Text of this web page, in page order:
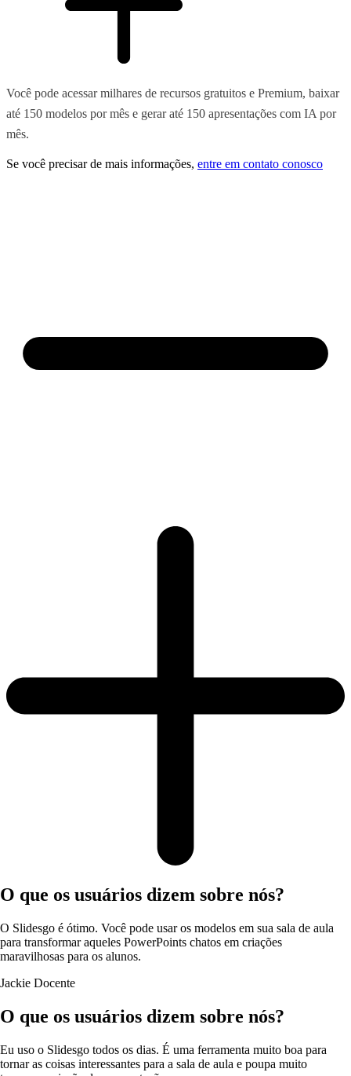
Você pode acessar milhares de recursos gratuitos e Premium, baixar
até 150 modelos por mês e gerar até 150 apresentações com IA por
mês.
Se você precisar de mais informações, entre em contato conosco
O que os usuários dizem sobre nós?
O Slidesgo é ótimo. Você pode usar os modelos em sua sala de aula
para transformar aqueles PowerPoints chatos em criações
maravilhosas para os alunos.
Jackie Docente
O que os usuários dizem sobre nós?
Eu uso o Slidesgo todos os dias. É uma ferramenta muito boa para
tornar as coisas interessantes para a sala de aula e poupa muito